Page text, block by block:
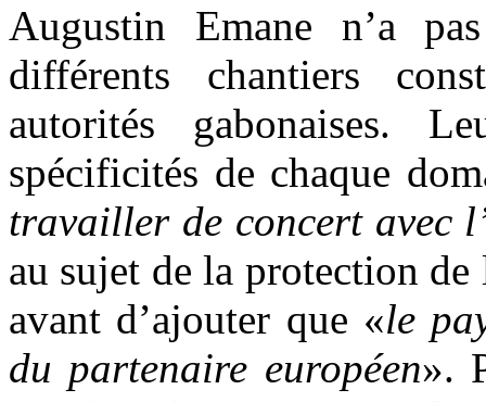
Augustin Emane n’a
différents chantiers
autorités gabonaises.
spécificités de chaque
travailler de concert avec
au sujet de la protection de
avant d’ajouter que «le
du partenaire européen».